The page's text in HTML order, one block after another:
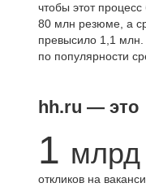
чтобы этот
80 млн резюме, а
превысило 1,1
по популярности
hh.ru — это
1 млрд
откликов на